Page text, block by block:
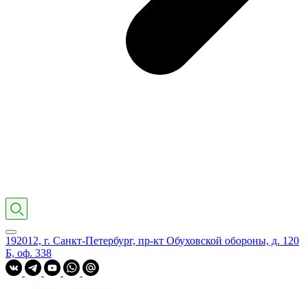
192012, г. Санкт-Петербург, пр-кт Обуховской обороны, д. 120
Б, оф. 338